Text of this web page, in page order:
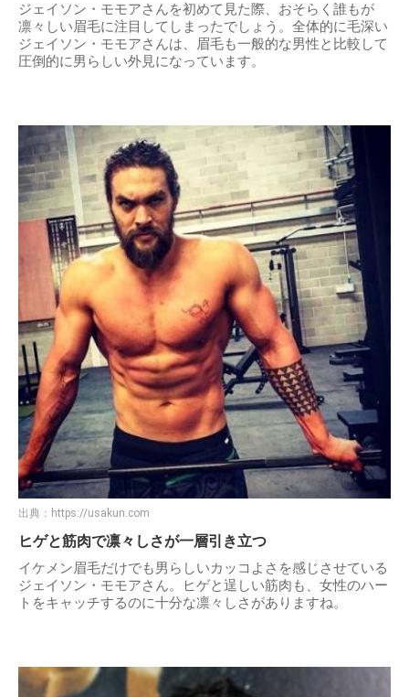
ジェイソン・モモアさんを初めて見た際、おそらく誰もが
凛々しい眉毛に注目してしまったでしょう。全体的に毛深い
ジェイソン・モモアさんは、眉毛も一般的な男性と比較して
圧倒的に男らしい外見になっています。
出典： https://usakun.com
ヒゲと筋肉で凛々しさが一層引き立つ
イケメン眉毛だけでも男らしいカッコよさを感じさせている
ジェイソン・モモアさん。ヒゲと逞しい筋肉も、女性のハー
トをキャッチするのに十分な凛々しさがありますね。